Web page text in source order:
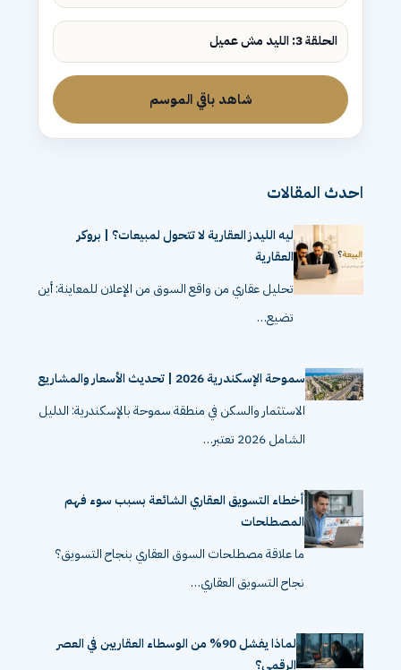
الحلقة 3: الليد مش عميل
شاهد باقي الموسم
احدث المقالات
ليه الليدز العقارية لا تتحول لمبيعات؟ | بروكر
العقارية
تحليل عقاري من واقع السوق من الإعلان للمعاينة: أين
تضيع…
سموحة الإسكندرية 2026 | تحديث الأسعار والمشاريع
الاستثمار والسكن في منطقة سموحة بالإسكندرية: الدليل
الشامل 2026 تعتبر…
أخطاء التسويق العقاري الشائعة بسبب سوء فهم
المصطلحات
ما علاقة مصطلحات السوق العقاري بنجاح التسويق؟
نجاح التسويق العقاري…
لماذا يفشل 90% من الوسطاء العقاريين في العصر
الرقمي؟